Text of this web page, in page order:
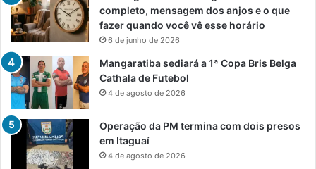
completo, mensagem dos anjos e o que
fazer quando você vê esse horário
6 de junho de 2026
Mangaratiba sediará a 1ª Copa Bris Belga
Cathala de Futebol
4 de agosto de 2026
Operação da PM termina com dois presos
em Itaguaí
4 de agosto de 2026